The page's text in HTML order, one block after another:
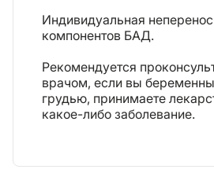
Индивидуальная
компонентов БАД.
Рекомендуется
врачом, если вы
грудью, принимаете
какое-либо заболевание.